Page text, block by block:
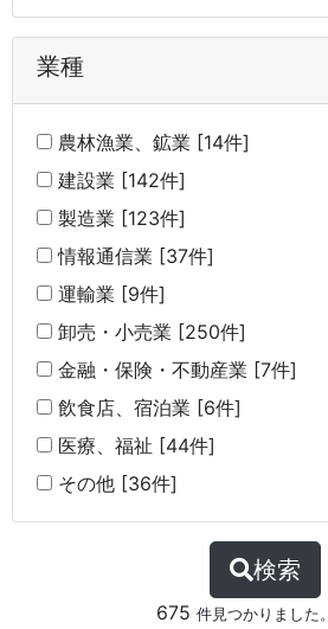
業種
農林漁業、鉱業 [14件]
建設業 [142件]
製造業 [123件]
情報通信業 [37件]
運輸業 [9件]
卸売・小売業 [250件]
金融・保険・不動産業 [7件]
飲食店、宿泊業 [6件]
医療、福祉 [44件]
その他 [36件]
検索
675 件見つかりました。